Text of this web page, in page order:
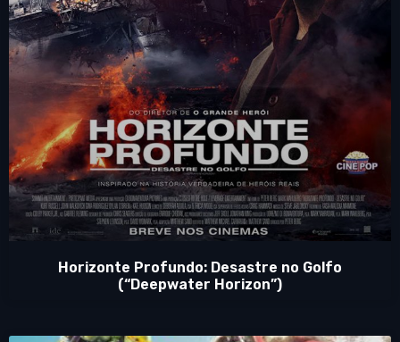
Horizonte Profundo: Desastre no Golfo
(“Deepwater Horizon”)